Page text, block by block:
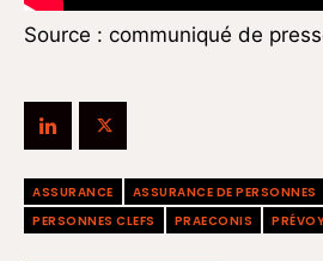
Source : communiqué de
ASSURANCE ASSURANCE DE PERSONNES
PERSONNES CLEFS
PRAECONIS